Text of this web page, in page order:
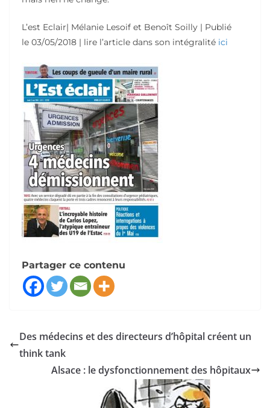
L’est Eclair| Mélanie Lesoif et Benoît Soilly | Publié
le 03/05/2018 | lire l’article dans son intégralité ici
Partager ce contenu
Des médecins et des directeurs d’hôpital créent un
think tank
Alsace : le dysfonctionnement des hôpitaux